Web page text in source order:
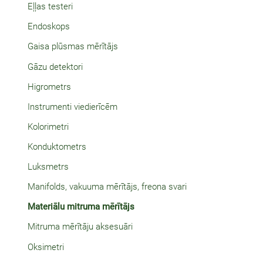
Eļļas testeri
Endoskops
Gaisa plūsmas mērītājs
Gāzu detektori
Higrometrs
Instrumenti viedierīcēm
Kolorimetri
Konduktometrs
Luksmetrs
Manifolds, vakuuma mērītājs, freona svari
Materiālu mitruma mērītājs
Mitruma mērītāju aksesuāri
Oksimetri